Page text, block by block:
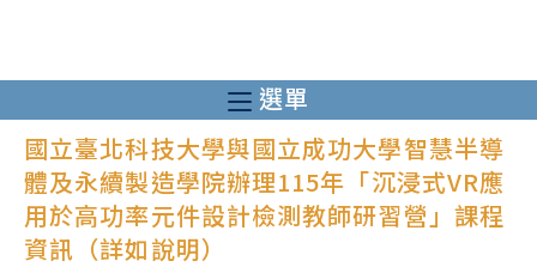
至
主
內
容
選單
國立臺北科技大學與國立成功大學智慧半導
體及永續製造學院辦理115年「沉浸式VR應
用於高功率元件設計檢測教師研習營」課程
資訊（詳如說明）